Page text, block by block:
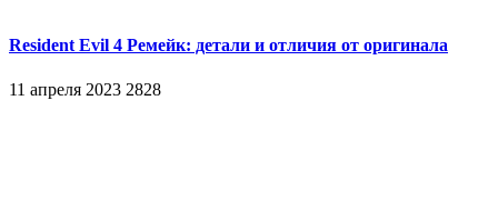
Resident Evil 4 Ремейк: детали и отличия от оригинала
11 апреля 2023 2828